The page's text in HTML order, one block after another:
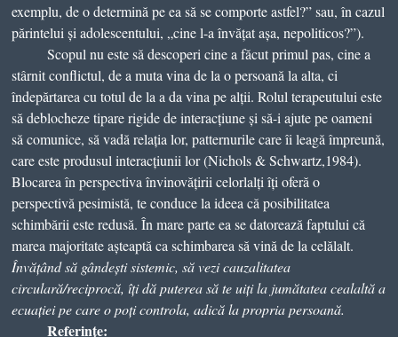
exemplu, de o determină pe ea să se comporte astfel?” sau, în cazul
părintelui și adolescentului, „cine l-a învățat așa, nepoliticos?”).
Scopul nu este să descoperi cine a făcut primul pas, cine a
stârnit conflictul, de a muta vina de la o persoană la alta, ci
îndepărtarea cu totul de la a da vina pe alții. Rolul terapeutului este
să deblocheze tipare rigide de interacțiune și să-i ajute pe oameni
să comunice, să vadă relația lor, patternurile care îi leagă împreună,
care este produsul interacțiunii lor (Nichols & Schwartz,1984).
Blocarea în perspectiva învinovățirii celorlalți îți oferă o
perspectivă pesimistă, te conduce la ideea că posibilitatea
schimbării este redusă. În mare parte ea se datorează faptului că
marea majoritate așteaptă ca schimbarea să vină de la celălalt.
Învățând să gândești sistemic, să vezi cauzalitatea
circulară/reciprocă, îți dă puterea să te uiți la jumătatea cealaltă a
ecuației pe care o poți controla, adică la propria persoană.
Referințe: